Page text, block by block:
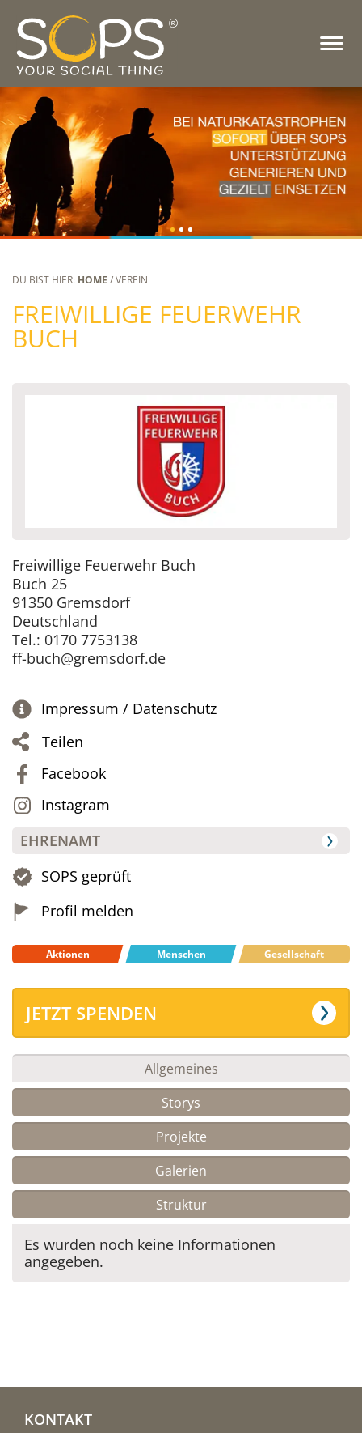
DU BIST HIER: HOME / VEREIN
FREIWILLIGE FEUERWEHR
BUCH
Freiwillige Feuerwehr Buch
Buch 25
91350 Gremsdorf
Deutschland
Tel.: 0170 7753138
ff-buch@gremsdorf.de
Impressum / Datenschutz
Teilen
Facebook
Instagram
EHRENAMT
SOPS geprüft
Profil melden
Aktionen Menschen Gesellschaft
JETZT SPENDEN
Allgemeines
Storys
Projekte
Galerien
Struktur
Es wurden noch keine Informationen
angegeben.
KONTAKT